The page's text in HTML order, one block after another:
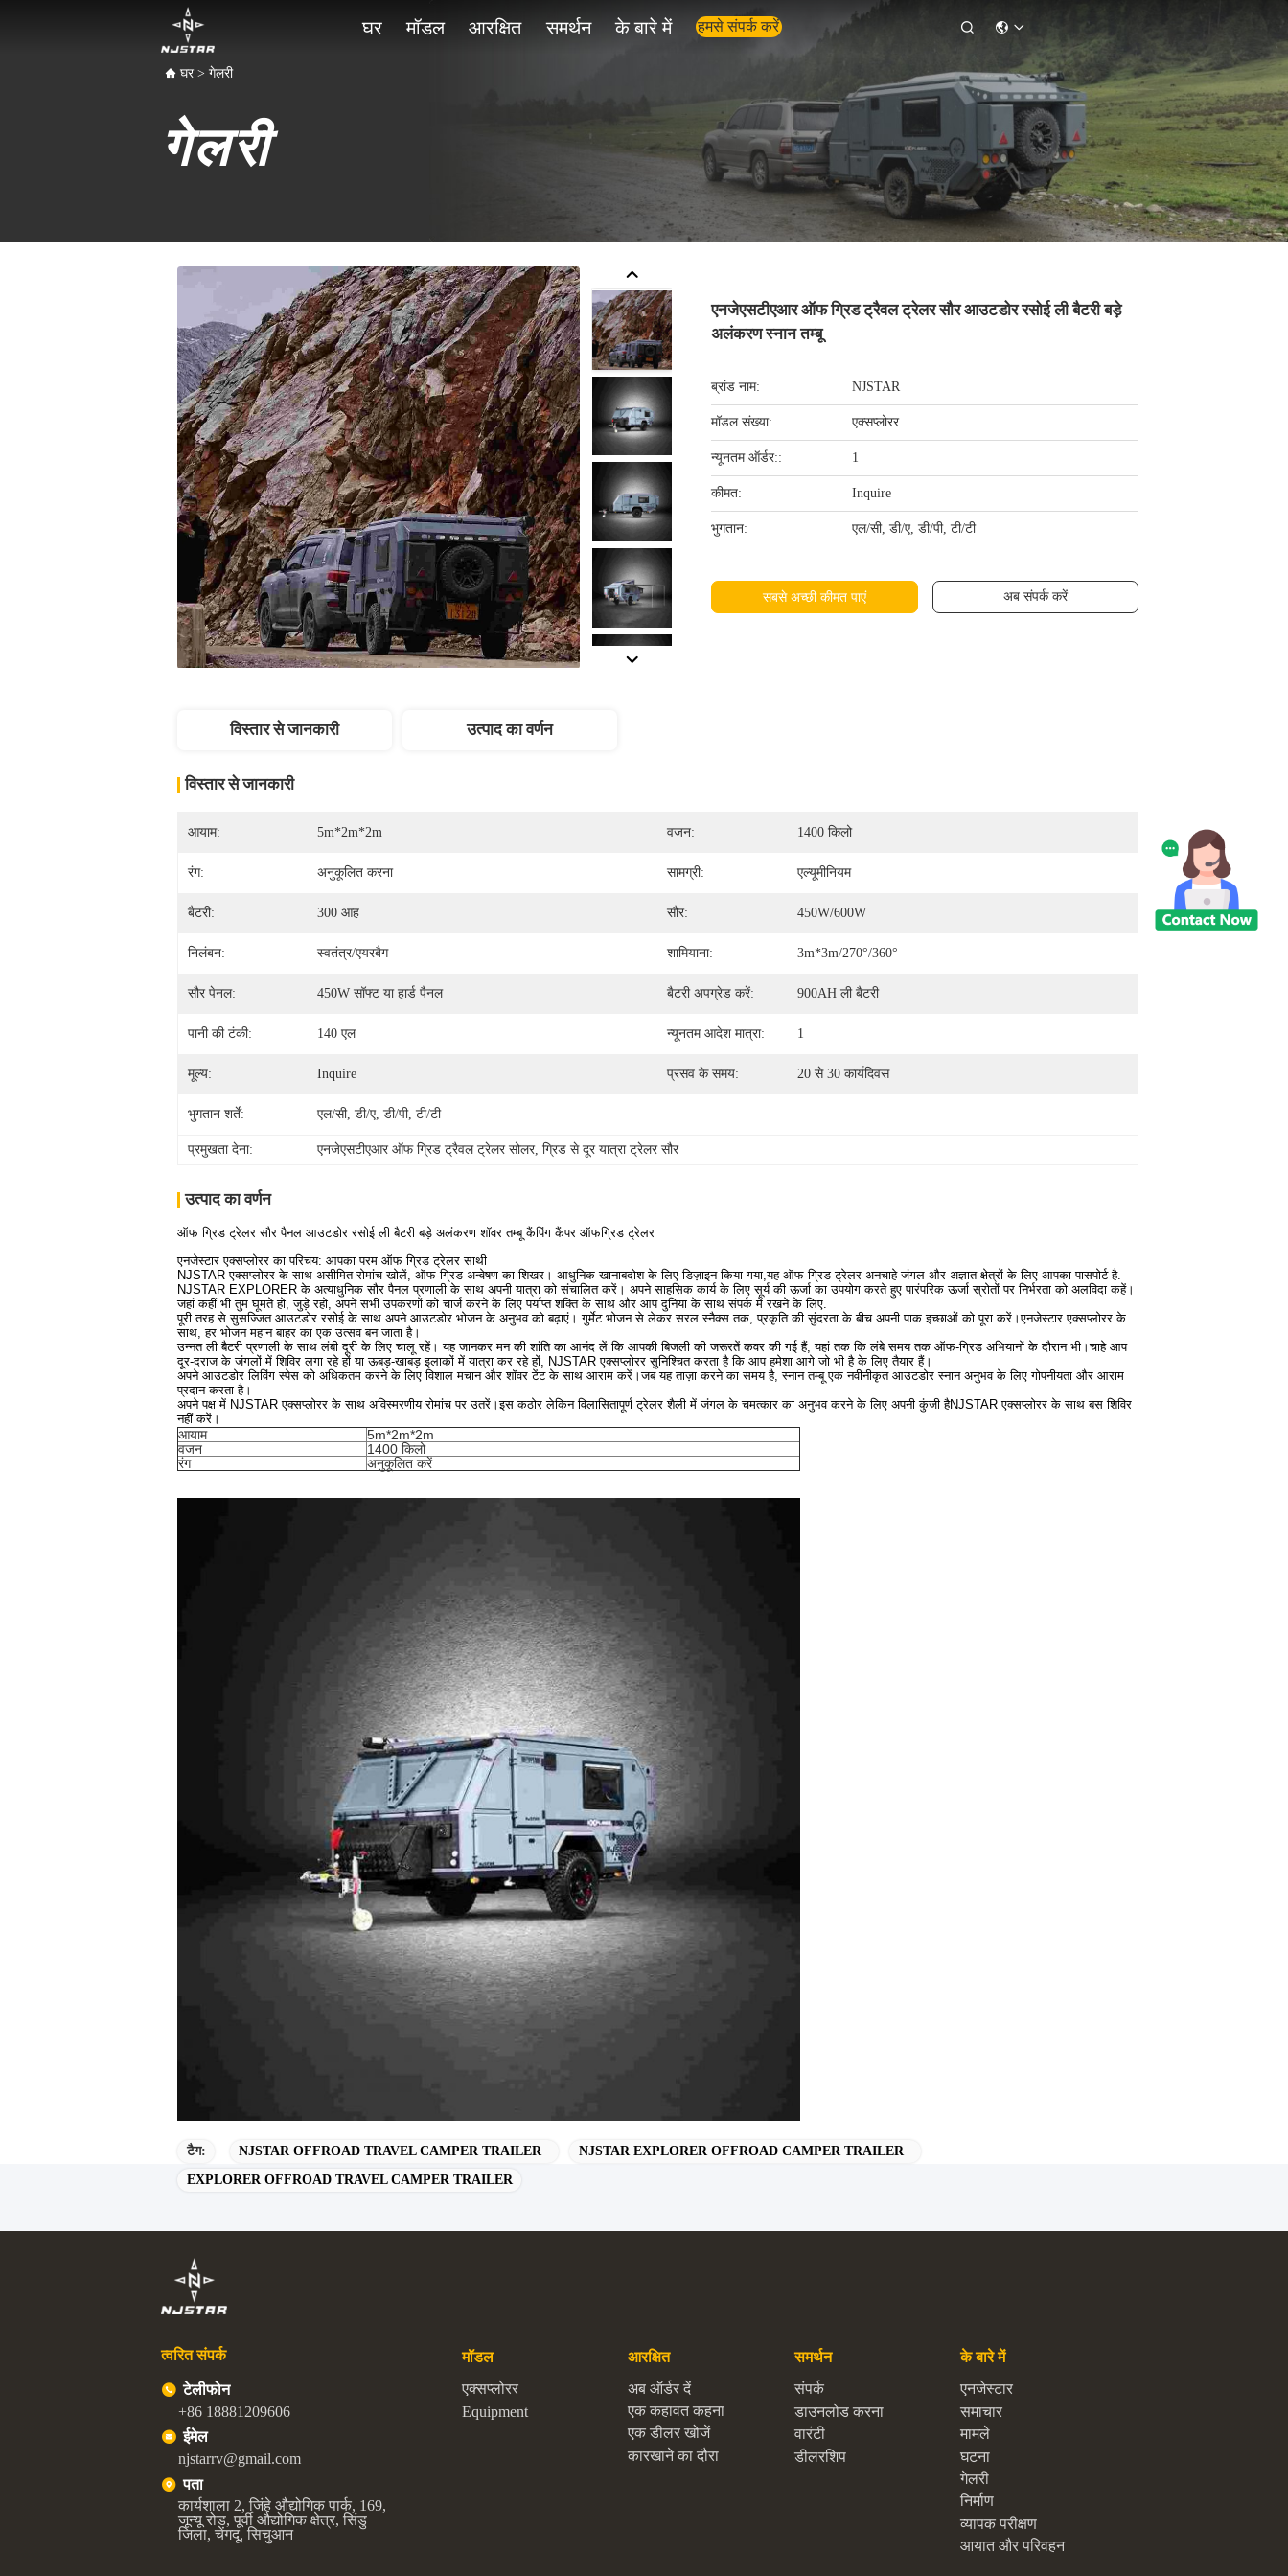
घर मॉडल आरक्षित समर्थन के बारे में हमसे संपर्क करें 
घर> गेलरी
गेलरी
एनजेएसटीएआर ऑफ ग्रिड ट्रैवल ट्रेलर सौर आउटडोर रसोई ली बैटरी बड़े
अलंकरण स्नान तम्बू
ब्रांड नाम: NJSTAR
मॉडल संख्या: एक्सप्लोरर
न्यूनतम ऑर्डर:: 1
कीमत: Inquire
भुगतान: एल/सी, डी/ए, डी/पी, टी/टी
सबसे अच्छी कीमत पाएं अब संपर्क करें
विस्तार से जानकारी उत्पाद का वर्णन
विस्तार से जानकारी
आयाम: 5m*2m*2m वजन: 1400 किलो
रंग: अनुकूलित करना सामग्री: एल्यूमीनियम
बैटरी: 300 आह सौर: 450W/600W
निलंबन: स्वतंत्र/एयरबैग शामियाना: 3m*3m/270°/360°
सौर पेनल: 450W सॉफ्ट या हार्ड पैनल बैटरी अपग्रेड करें: 900AH ली बैटरी
पानी की टंकी: 140 एल न्यूनतम आदेश मात्रा: 1
मूल्य: Inquire प्रसव के समय: 20 से 30 कार्यदिवस
भुगतान शर्तें: एल/सी, डी/ए, डी/पी, टी/टी
प्रमुखता देना: एनजेएसटीएआर ऑफ ग्रिड ट्रैवल ट्रेलर सोलर, ग्रिड से दूर यात्रा ट्रेलर सौर
उत्पाद का वर्णन
ऑफ ग्रिड ट्रेलर सौर पैनल आउटडोर रसोई ली बैटरी बड़े अलंकरण शॉवर तम्बू कैंपिंग कैंपर ऑफग्रिड ट्रेलर
एनजेस्टार एक्सप्लोरर का परिचय: आपका परम ऑफ ग्रिड ट्रेलर साथी
NJSTAR एक्सप्लोरर के साथ असीमित रोमांच खोलें, ऑफ-ग्रिड अन्वेषण का शिखर। आधुनिक खानाबदोश के लिए डिज़ाइन किया गया,यह ऑफ-ग्रिड ट्रेलर अनचाहे जंगल और अज्ञात क्षेत्रों के लिए आपका पासपोर्ट है.
NJSTAR EXPLORER के अत्याधुनिक सौर पैनल प्रणाली के साथ अपनी यात्रा को संचालित करें। अपने साहसिक कार्य के लिए सूर्य की ऊर्जा का उपयोग करते हुए पारंपरिक ऊर्जा स्रोतों पर निर्भरता को अलविदा कहें।
जहां कहीं भी तुम घूमते हो, जुड़े रहो, अपने सभी उपकरणों को चार्ज करने के लिए पर्याप्त शक्ति के साथ और आप दुनिया के साथ संपर्क में रखने के लिए.
पूरी तरह से सुसज्जित आउटडोर रसोई के साथ अपने आउटडोर भोजन के अनुभव को बढ़ाएं। गुर्मेट भोजन से लेकर सरल स्नैक्स तक, प्रकृति की सुंदरता के बीच अपनी पाक इच्छाओं को पूरा करें।एनजेस्टार एक्सप्लोरर के
साथ, हर भोजन महान बाहर का एक उत्सव बन जाता है।
उन्नत ली बैटरी प्रणाली के साथ लंबी दूरी के लिए चालू रहें। यह जानकर मन की शांति का आनंद लें कि आपकी बिजली की जरूरतें कवर की गई हैं, यहां तक कि लंबे समय तक ऑफ-ग्रिड अभियानों के दौरान भी।चाहे आप
दूर-दराज के जंगलों में शिविर लगा रहे हों या ऊबड़-खाबड़ इलाकों में यात्रा कर रहे हों, NJSTAR एक्सप्लोरर सुनिश्चित करता है कि आप हमेशा आगे जो भी है के लिए तैयार हैं।
अपने आउटडोर लिविंग स्पेस को अधिकतम करने के लिए विशाल मचान और शॉवर टेंट के साथ आराम करें।जब यह ताज़ा करने का समय है, स्नान तम्बू एक नवीनीकृत आउटडोर स्नान अनुभव के लिए गोपनीयता और आराम
प्रदान करता है।
अपने पक्ष में NJSTAR एक्सप्लोरर के साथ अविस्मरणीय रोमांच पर उतरें।इस कठोर लेकिन विलासितापूर्ण ट्रेलर शैली में जंगल के चमत्कार का अनुभव करने के लिए अपनी कुंजी हैNJSTAR एक्सप्लोरर के साथ बस शिविर
नहीं करें।
आयाम
5m*2m*2m
वजन
1400 किलो
रंग
अनुकूलित करें
टैग: NJSTAR OFFROAD TRAVEL CAMPER TRAILER
NJSTAR EXPLORER OFFROAD CAMPER TRAILER
EXPLORER OFFROAD TRAVEL CAMPER TRAILER
त्वरित संपर्क
टेलीफोन
+86 18881209606
ईमेल
njstarrv@gmail.com
पता
कार्यशाला 2, जिंहे औद्योगिक पार्क, 169,
जून्यू रोड, पूर्वी औद्योगिक क्षेत्र, सिंडु
जिला, चेंगदू, सिचुआन
मॉडल
एक्सप्लोरर
Equipment
आरक्षित
अब ऑर्डर दें
एक कहावत कहना
एक डीलर खोजें
कारखाने का दौरा
समर्थन
संपर्क
डाउनलोड करना
वारंटी
डीलरशिप
के बारे में
एनजेस्टार
समाचार
मामले
घटना
गेलरी
निर्माण
व्यापक परीक्षण
आयात और परिवहन